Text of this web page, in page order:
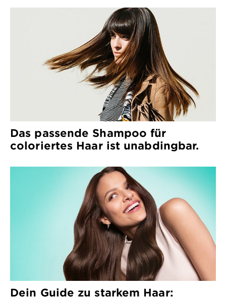
Das passende Shampoo für
coloriertes Haar ist unabdingbar.
Dein Guide zu starkem Haar: